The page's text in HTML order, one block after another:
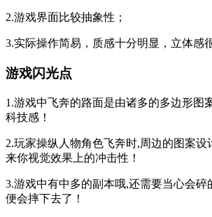
2.游戏界面比较抽象性；
3.实际操作简易，质感十分明显，立体感
游戏闪光点
1.游戏中飞奔的路面是由诸多的多边形图
科技感！
2.玩家操纵人物角色飞奔时,周边的图案设
来你视觉效果上的冲击性！
3.游戏中有中多的副本哦,还需要当心会碎
便会摔下去了！